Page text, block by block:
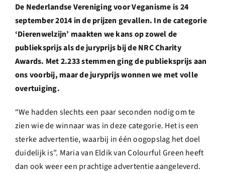
De Nederlandse Vereniging voor Veganisme is 24
september 2014 in de prijzen gevallen. In de categorie
‘Dierenwelzijn’ maakten we kans op zowel de
publieksprijs als de juryprijs bij de NRC Charity
Awards. Met 2.233 stemmen ging de publieksprijs aan
ons voorbij, maar de juryprijs wonnen we met volle
overtuiging.
“We hadden slechts een paar seconden nodig om te
zien wie de winnaar was in deze categorie. Het is een
sterke advertentie, waarbij in één oogopslag het doel
duidelijk is”. Maria van Eldik van Colourful Green heeft
dan ook weer een prachtige advertentie aangeleverd.